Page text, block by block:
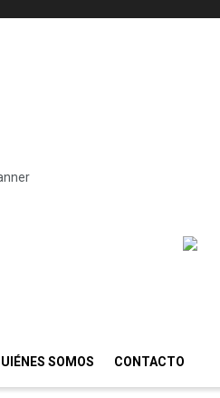
SOMOS CONTACTO